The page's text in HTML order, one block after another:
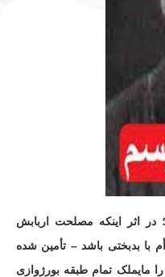
اثر اینکه مصلحت اربابش
با بدبختی باشد – تأمین شده
مایملک تمام طبقه بورژوازی